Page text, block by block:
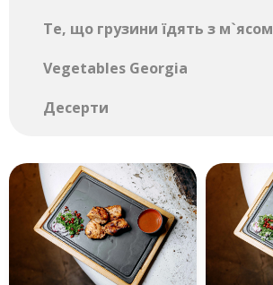
Те, що грузини їдять з м`ясом
Vegetables Georgia
Десерти